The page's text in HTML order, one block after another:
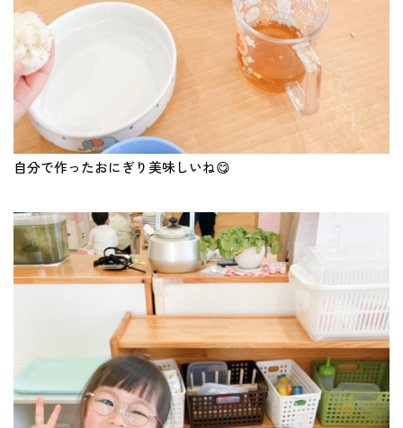
自分で作ったおにぎり美味しいね😋